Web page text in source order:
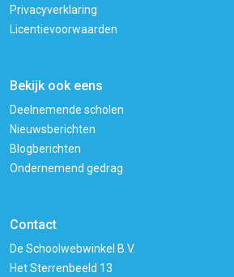
Privacyverklaring
Licentievoorwaarden
Bekijk ook eens
Deelnemende scholen
Nieuwsberichten
Blogberichten
Ondernemend gedrag
Contact
De Schoolwebwinkel B.V.
Het Sterrenbeeld 13